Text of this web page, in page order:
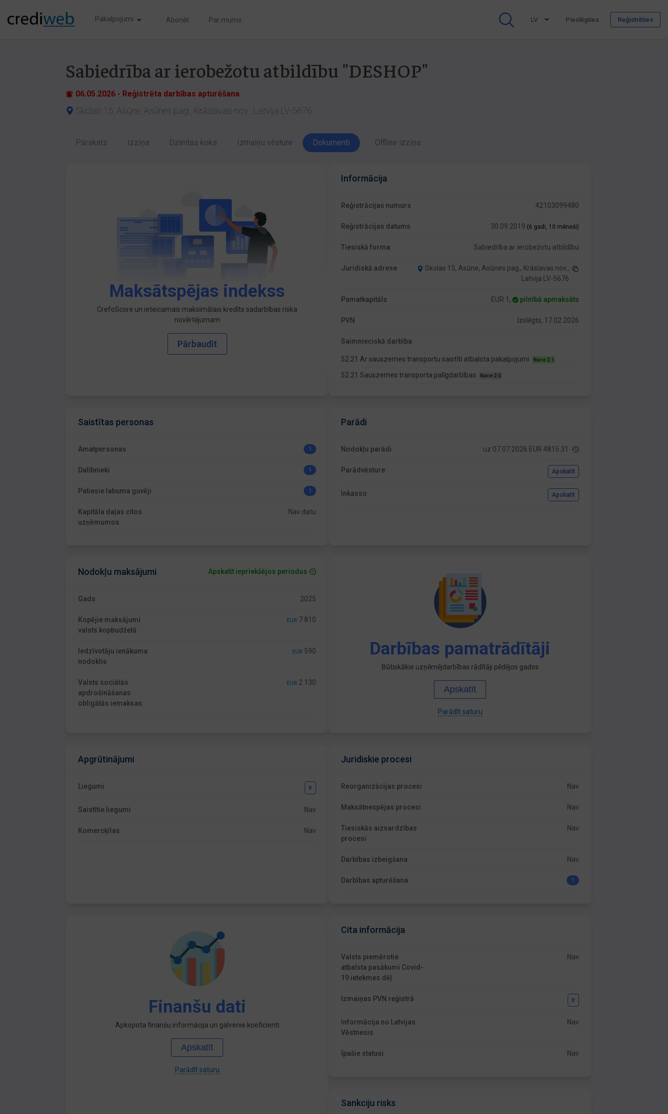
Pakalpojumi Abonēt Par mums LV Pieslēgties Reģistrēties
Sabiedrība ar ierobežotu atbildību "DESHOP"
06.05.2026 - Reģistrēta darbības apturēšana
Skolas 15, Asūne, Asūnes pag., Krāslavas nov., Latvija LV-5676
Pārskats Izziņa Dzimtas koks Izmaiņu vēsture Dokumenti Offline izziņa
Maksātspējas indekss
CrefoScore un ieteicamais maksimālais kredīts sadarbības riska
novērtējumam
Pārbaudīt
Informācija
Reģistrācijas numurs 42103099480
Reģistrācijas datums 30.09.2019 (6 gadi, 10 mēneši)
Tiesiskā forma Sabiedrība ar ierobežotu atbildību
Juridiskā adrese
Skolas 15, Asūne, Asūnes pag., Krāslavas nov.,
Latvija LV-5676
Pamatkapitāls EUR 1, pilnībā apmaksāts
PVN Izslēgts, 17.02.2026
Saimnieciskā darbība
52.21 Ar sauszemes transportu saistīti atbalsta pakalpojumi Nace 2.1
52.21 Sauszemes transporta palīgdarbības Nace 2.0
Saistītas personas
Amatpersonas 1
Dalībnieki 1
Patiesie labuma guvēji 1
Kapitāla daļas citos
uzņēmumos
Nav datu
Parādi
Nodokļu parādi uz 07.07.2026 EUR 4815.31
Parādvēsture Apskatīt
Inkasso Apskatīt
Nodokļu maksājumi Apskatīt iepriekšējos periodus
Gads 2025
Kopējie maksājumi
valsts kopbudžetā
EUR 7 810
Iedzīvotāju ienākuma
nodoklis
EUR 590
Valsts sociālās
apdrošināšanas
obligātās iemaksas
EUR 2 130
Darbības pamatrādītāji
Būtiskākie uzņēmējdarbības rādītāji pēdējos gados
Apskatīt
Parādīt saturu
Apgrūtinājumi
Liegumi Ir
Saistītie liegumi Nav
Komercķīlas Nav
Juridiskie procesi
Reorganizācijas procesi Nav
Maksātnespējas procesi Nav
Tiesiskās aizsardzības
procesi
Nav
Darbības izbeigšana Nav
Darbības apturēšana 1
Finanšu dati
Apkopota finanšu informācija un galvenie koeficienti
Apskatīt
Parādīt saturu
Cita informācija
Valsts piemērotie
atbalsta pasākumi Covid-
19 ietekmes dēļ
Nav
Izmaiņas PVN reģistrā Ir
Informācija no Latvijas
Vēstnesis
Nav
Īpašie statusi Nav
Sankciju risks